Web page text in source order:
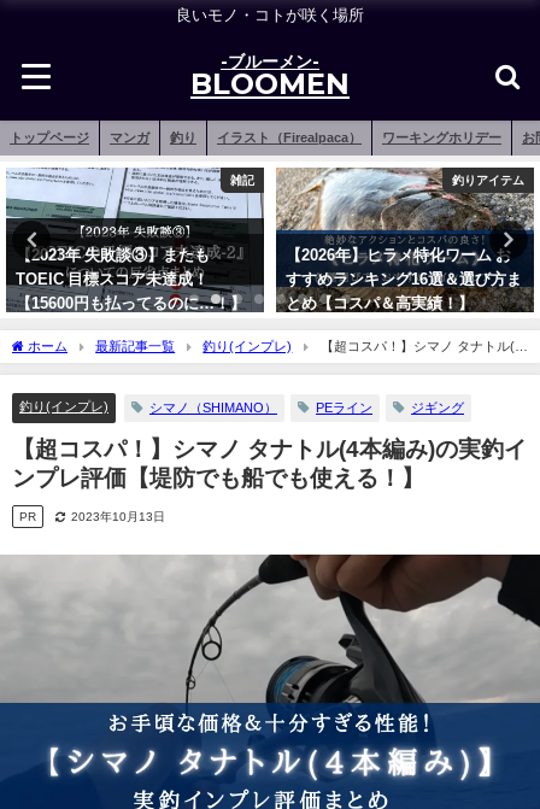
良いモノ・コトが咲く場所
-ブルーメン-
BLOOMEN
トップページ マンガ 釣り イラスト（Firealpaca） ワーキングホリデー お
釣りアイテム
【2026年】ヒラメ特化ワーム お
すすめランキング16選＆選び方ま
とめ【コスパ＆高実績！】
サイエンスフィクション
【マイナーの頂点レベル】ファス
トフード漫画ばっか読んでないで
『グッドナイトワールド』読め
ホーム 最新記事一覧 釣り(インプレ)
【超コスパ！】シマノ タナトル(4
本編み)の実釣インプレ評価【堤防でも船でも使える！】
釣り(インプレ) シマノ（SHIMANO） PEライン ジギング
【超コスパ！】シマノ タナトル(4本編み)の実釣イ
ンプレ評価【堤防でも船でも使える！】
PR 2023年10月13日